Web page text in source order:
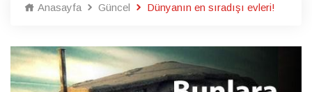
Anasayfa Güncel Dünyanın en sıradışı evleri!